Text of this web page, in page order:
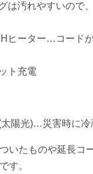
は汚れやすいので
ヒーター…コード
ト充電
陽光)…災害時に冷
いたものや延長コ
す。